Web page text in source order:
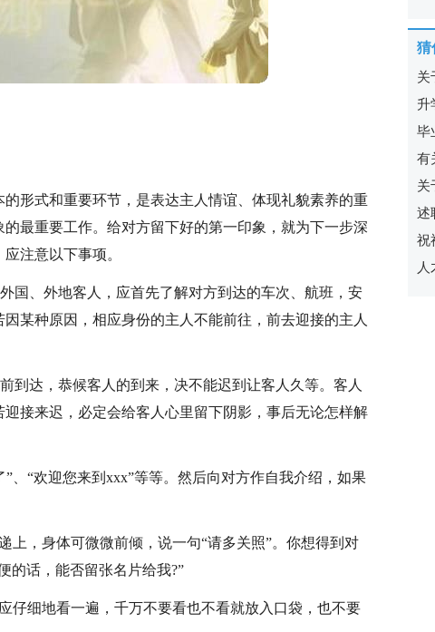
形式和重要环节，是表达主人情谊、体现礼貌素养的重
最重要工作。给对方留下好的第一印象，就为下一步深
注意以下事项。
国、外地客人，应首先了解对方到达的车次、航班，安
某种原因，相应身份的主人不能前往，前去迎接的主人
到达，恭候客人的到来，决不能迟到让客人久等。客人
接来迟，必定会给客人心里留下阴影，事后无论怎样解
、“欢迎您来到xxx”等等。然后向对方作自我介绍，如果
上，身体可微微前倾，说一句“请多关照”。你想得到对
的话，能否留张名片给我?”
仔细地看一遍，千万不要看也不看就放入口袋，也不要
猜
关
告
升
文
毕
编
有
锦
关
祝
述
祝
人